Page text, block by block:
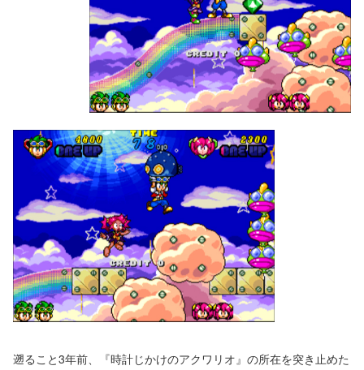
遡ること3年前、『時計じかけのアクワリオ』の所在を突き止めた